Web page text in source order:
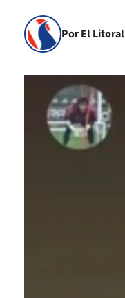
Por El Litoral